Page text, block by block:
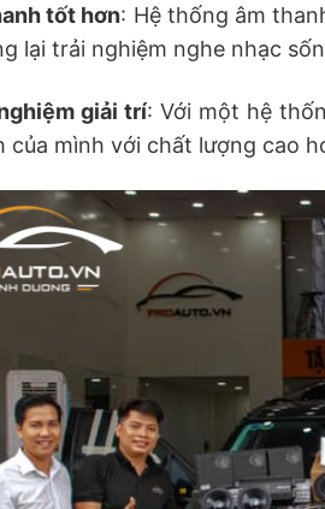
tốt hơn: Hệ thống âm
lại trải nghiệm nghe nhạc
giải trí: Với một hệ
của mình với chất lượng cao